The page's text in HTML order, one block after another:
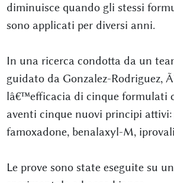
diminuisce quando gli stessi
sono applicati per diversi anni.
In una ricerca condotta da un
guidato da Gonzalez-Rodriguez,
lâ€™efficacia di cinque formulati
aventi cinque nuovi principi
famoxadone, benalaxyl-M,
Le prove sono state eseguite su